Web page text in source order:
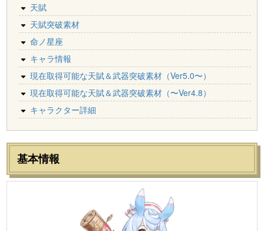
天賦
天賦突破素材
命ノ星座
キャラ情報
現在取得可能な天賦＆武器突破素材（Ver5.0〜）
現在取得可能な天賦＆武器突破素材（〜Ver4.8）
キャラクター詳細
基本情報